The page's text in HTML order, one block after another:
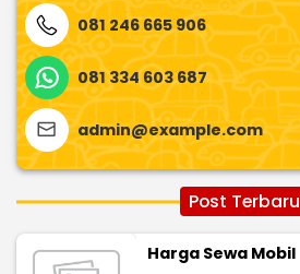
081 246 665 906
081 334 603 687
admin@example.com
Post Terbaru
Harga Sewa Mobil